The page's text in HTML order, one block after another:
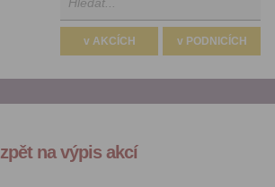
zpět na výpis akcí